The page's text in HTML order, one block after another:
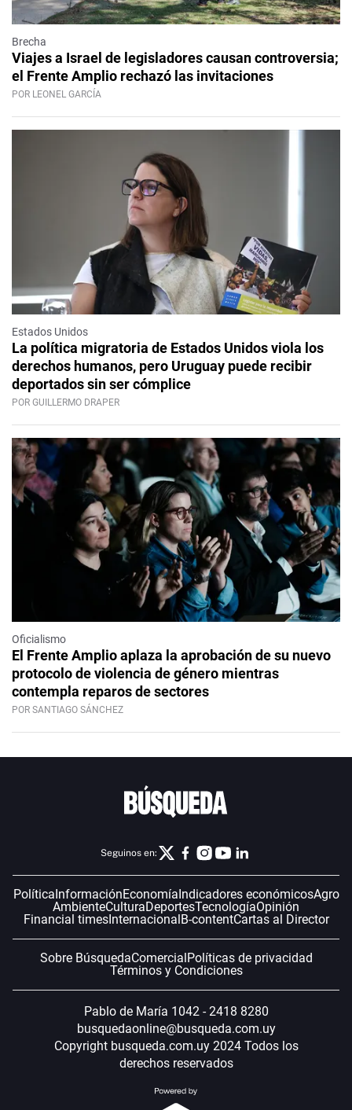
Brecha
Viajes a Israel de legisladores causan controversia;
el Frente Amplio rechazó las invitaciones
POR LEONEL GARCÍA
Estados Unidos
La política migratoria de Estados Unidos viola los
derechos humanos, pero Uruguay puede recibir
deportados sin ser cómplice
POR GUILLERMO DRAPER
Oficialismo
El Frente Amplio aplaza la aprobación de su nuevo
protocolo de violencia de género mientras
contempla reparos de sectores
POR SANTIAGO SÁNCHEZ
Seguinos en:
Política InformaciónEconomía Indicadores económicosAgro
AmbienteCulturaDeportesTecnologíaOpinión
Financial timesInternacional B-contentCartas al Director
Sobre BúsquedaComercial Políticas de privacidad
Términos y Condiciones
Pablo de María 1042 - 2418 8280
busquedaonline@busqueda.com.uy
Copyright busqueda.com.uy 2024 Todos los
derechos reservados